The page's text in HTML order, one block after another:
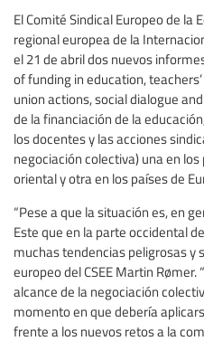
El Comité Sindical Europeo de la
regional europea de la
el 21 de abril dos nuevos
of funding in education,
union actions, social dialogue
de la financiación de la
los docentes y las acciones
negociación colectiva) una en
oriental y otra en los países de
“Pese a que la situación es, en
Este que en la parte occidental
muchas tendencias peligrosas y
europeo del CSEE Martin Rømer.
alcance de la negociación
momento en que debería
frente a los nuevos retos a la